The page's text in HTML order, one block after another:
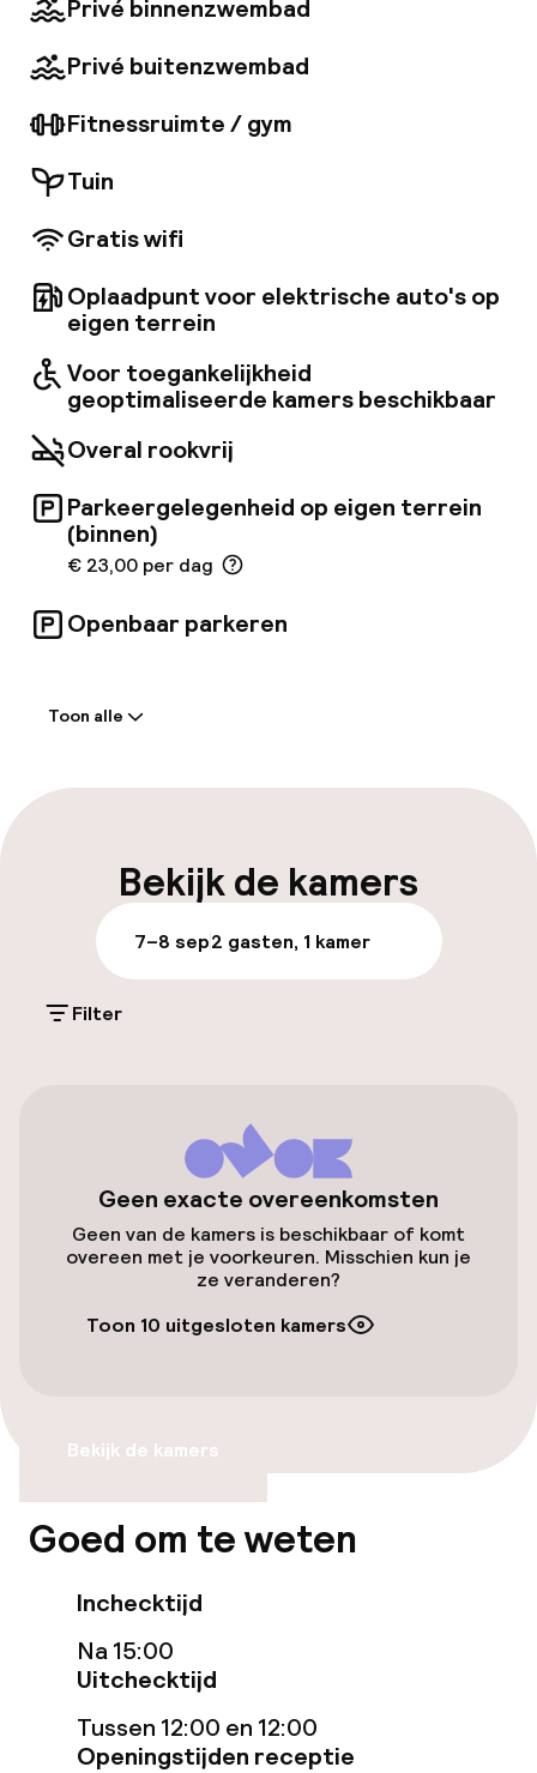
parkeergelegenheid. Verbindingen met het
openbaar vervoer zijn vlakbij te vinden. Het
prachtige 19e-eeuwse historische gebouw
faciliteiten. Het hotel biedt lichte en elegante
Dit hotel ligt op 17 km van de luchthaven van
Valencia.
Privé binnenzwembad
Privé buitenzwembad
Fitnessruimte / gym
Tuin
Gratis wifi
Oplaadpunt voor elektrische auto's op
eigen terrein
Voor toegankelijkheid
geoptimaliseerde kamers beschikbaar
Overal rookvrij
Parkeergelegenheid op eigen terrein
(binnen)
€ 23,00 per dag
Openbaar parkeren
Meertalige medewerkers
Parkeren & mobiliteit
Parkeergelegenheid op eigen terrein
(buiten)
€ 23,00 per dag
Openbaar parkeren
Oplaadpunt elektrische auto op
Toegankelijkheid
Voor toegankelijkheid
Kamers
geoptimaliseerde kamers beschikbaar
Toon alle
Bekijk de kamers
7–8 sep2 gasten, 1 kamer
Filter
Geen exacte overeenkomsten
Geen van de kamers is beschikbaar of komt
overeen met je voorkeuren. Misschien kun je
ze veranderen?
Toon 10 uitgesloten kamers
Bekijk de kamers
Goed om te weten
Inchecktijd
Na 15:00
Uitchecktijd
Tussen 12:00 en 12:00
Openingstijden receptie